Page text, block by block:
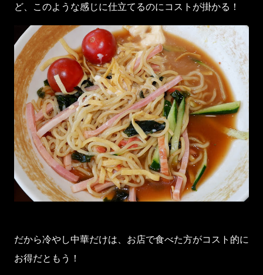
ど、このような感じに仕立てるのにコストが掛かる！
だから冷やし中華だけは、お店で食べた方がコスト的に
お得だともう！